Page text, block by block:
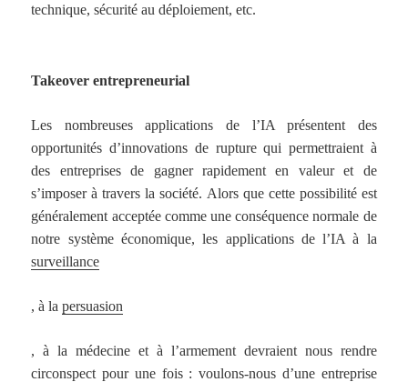
technique, sécurité au déploiement, etc.
Takeover entrepreneurial
Les nombreuses applications de l’IA présentent des
opportunités d’innovations de rupture qui permettraient à
des entreprises de gagner rapidement en valeur et de
s’imposer à travers la société. Alors que cette possibilité est
généralement acceptée comme une conséquence normale de
notre système économique, les applications de l’IA à la
surveillance
, à lapersuasion
, à la médecine et à l’armement devraient nous rendre
circonspect pour une fois : voulons-nous d’une entreprise